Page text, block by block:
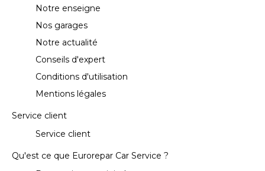
Nos prestations
Intégrer le réseau
Notre enseigne
Nos garages
Notre actualité
Conseils d'expert
Conditions d'utilisation
Mentions légales
Service client
Service client
Qu'est ce que Eurorepar Car Service ?